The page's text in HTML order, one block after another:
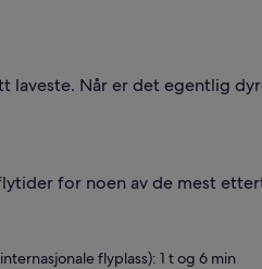
Når er det egentlig
for noen av de mest
flyplass): 1 t og 6 min